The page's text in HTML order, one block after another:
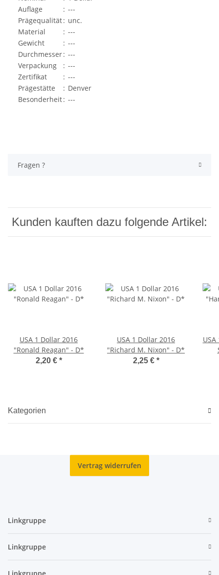
Auflage
: ---
Prägequalität: unc.
Material
: ---
Gewicht
: ---
Durchmesser: ---
Verpackung
: ---
Zertifikat
: ---
Prägestätte
: Denver
Besonderheit: ---
Fragen ?
Kunden kauften dazu folgende Artikel:
USA 1 Dollar 2016
"Ronald Reagan" - D*
2,20 € *
USA 1 Dollar 2016
"Richard M. Nixon" - D*
2,25 € *
Kategorien
Vertrag widerrufen
Linkgruppe
Linkgruppe